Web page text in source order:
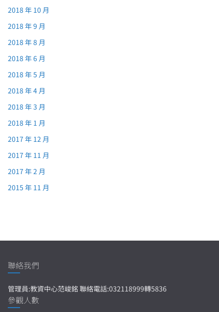
2018 年 10 月
2018 年 9 月
2018 年 8 月
2018 年 6 月
2018 年 5 月
2018 年 4 月
2018 年 3 月
2018 年 1 月
2017 年 12 月
2017 年 11 月
2017 年 2 月
2015 年 11 月
聯絡我們
管理員:教資中心范峻銘 聯絡電話:032118999轉5836
參觀人數